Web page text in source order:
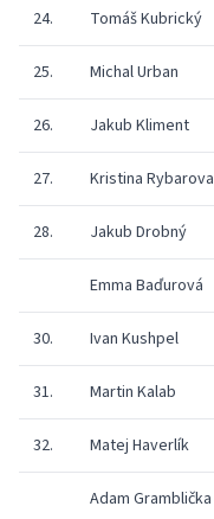
24. Tomáš Kubrický
25. Michal Urban
26. Jakub Kliment
27. Kristina Rybarova
28. Jakub Drobný
Emma Baďurová
30. Ivan Kushpel
31. Martin Kalab
32. Matej Haverlík
Adam Gramblička